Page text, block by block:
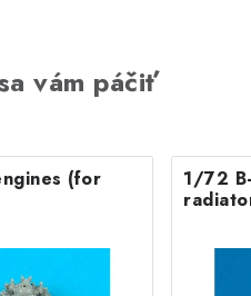
vám páčiť
(for
1/72